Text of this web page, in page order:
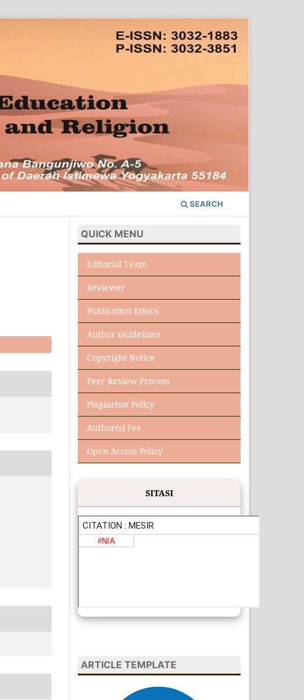
SEARCH
QUICK MENU
Editorial Team
Reviewer
Publication Ethics
Author Guidelines
Copyright Notice
Peer Review Process
Plagiarism Policy
Author(s) Fee
Open Access Policy
SITASI
ARTICLE TEMPLATE